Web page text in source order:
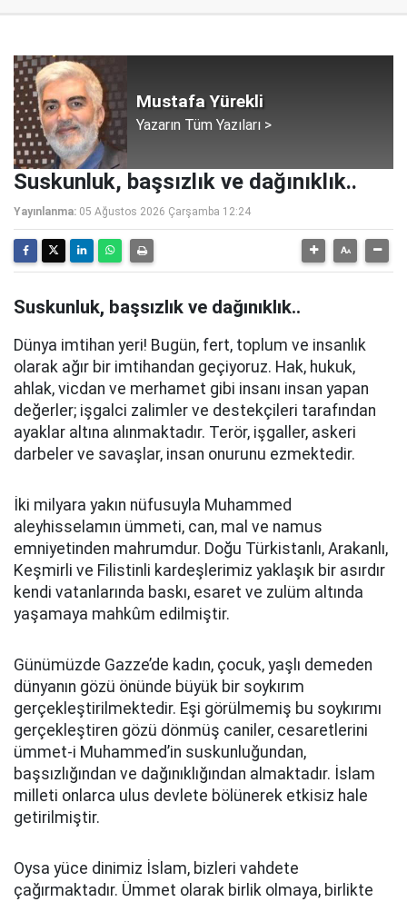
Mustafa Yürekli
Yazarın Tüm Yazıları >
Suskunluk, başsızlık ve dağınıklık..
Yayınlanma: 05 Ağustos 2026 Çarşamba 12:24
Suskunluk, başsızlık ve dağınıklık..
Dünya imtihan yeri! Bugün, fert, toplum ve insanlık
olarak ağır bir imtihandan geçiyoruz. Hak, hukuk,
ahlak, vicdan ve merhamet gibi insanı insan yapan
değerler; işgalci zalimler ve destekçileri tarafından
ayaklar altına alınmaktadır. Terör, işgaller, askeri
darbeler ve savaşlar, insan onurunu ezmektedir.
İki milyara yakın nüfusuyla Muhammed
aleyhisselamın ümmeti, can, mal ve namus
emniyetinden mahrumdur. Doğu Türkistanlı, Arakanlı,
Keşmirli ve Filistinli kardeşlerimiz yaklaşık bir asırdır
kendi vatanlarında baskı, esaret ve zulüm altında
yaşamaya mahkûm edilmiştir.
Günümüzde Gazze’de kadın, çocuk, yaşlı demeden
dünyanın gözü önünde büyük bir soykırım
gerçekleştirilmektedir. Eşi görülmemiş bu soykırımı
gerçekleştiren gözü dönmüş caniler, cesaretlerini
ümmet-i Muhammed’in suskunluğundan,
başsızlığından ve dağınıklığından almaktadır. İslam
milleti onlarca ulus devlete bölünerek etkisiz hale
getirilmiştir.
Oysa yüce dinimiz İslam, bizleri vahdete
çağırmaktadır. Ümmet olarak birlik olmaya, birlikte